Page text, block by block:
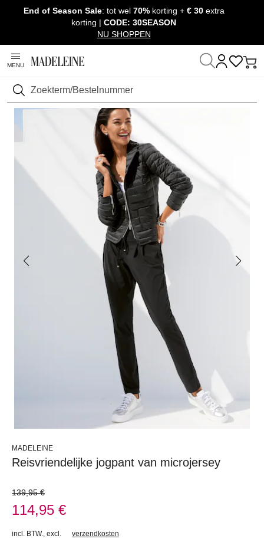
Navigatie overslaan, direct naar content
End of Season Sale: tot wel70% korting +€ 30 extra
korting | CODE: 30SEASON
NU SHOPPEN
MENU
Zoeken
Thuis Kleding Broeken
MADELEINE
Reisvriendelijke jogpant van microjersey
139,95 €
114,95 €
incl. BTW. excl. verzendkosten